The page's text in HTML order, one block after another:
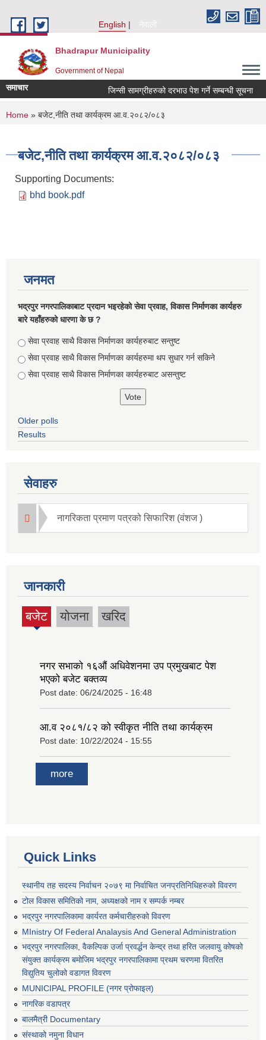
English
नेपाली
Bhadrapur Municipality
Government of Nepal
समाचार जिन्सी सामग्रीहरुको दरभाउ पेश गर्ने सम्बन्धी सूचना
You are here
Home » बजेट,नीति तथा कार्यक्रम आ.व.२०८२/०८३
बजेट,नीति तथा कार्यक्रम आ.व.२०८२/०८३
Supporting Documents:
bhd book.pdf
जनमत
भद्रपुर नगरपालिकाबाट प्रदान भइरहेको सेवा प्रवाह, विकास निर्माणका कार्यहरु
बारे यहाँहरुको धारणा के छ ?
Choices
सेवा प्रवाह साथै विकास निर्माणका कार्यहरुबाट सन्तुष्ट
सेवा प्रवाह साथै विकास निर्माणका कार्यहरुमा थप सुधार गर्न सकिने
सेवा प्रवाह साथै विकास निर्माणका कार्यहरुबाट असन्तुष्ट
Older polls
Results
सेवाहरु
नागरिकता प्रमाण पत्रको सिफारिश (वंशज )
जानकारी
बजेट
(active
योजना खरिद
नगर सभाको १६‍औं अधिवेशनमा उप प्रमुखबाट पेश
भएको बजेट बक्तव्य
Post date: 06/24/2025 - 16:48
आ.व २०८१/८२ को स्वीकृत नीति तथा कार्यक्रम
Post date: 10/22/2024 - 15:55
more
Quick Links
स्थानीय तह सदस्य निर्वाचन २०७९ मा निर्वाचित जनप्रतिनिधिहरुको विवरण
टोल विकास समितिको नाम, अध्यक्षको नाम र सम्पर्क नम्बर
भद्रपुर नगरपालिकामा कार्यरत कर्मचारीहरुको विवरण
MInistry Of Federal Analaysis And General Administration
भद्रपुर नगरपालिका, वैकल्पिक उर्जा प्रवर्द्धन केन्द्र तथा हरित जलवायु कोषको
संयुक्त कार्यक्रम बमोजिम भद्रपुर नगरपालिकामा प्रथम चरणमा वितरित
विद्युतिय चुलोको वडागत विवरण
MUNICIPAL PROFILE (नगर प्रोफाइल)
नागरिक वडापत्र
बालमैत्री Documentary
संस्थाको नमुना विधान